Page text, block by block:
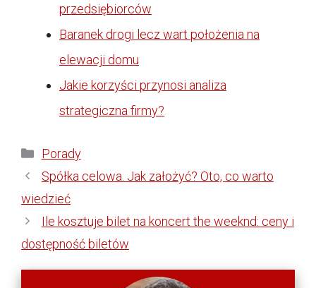
przedsiębiorców
Baranek drogi lecz wart położenia na
elewacji domu
Jakie korzyści przynosi analiza
strategiczna firmy?
Kategorie
Porady
Spółka celowa. Jak założyć? Oto, co warto
wiedzieć
Ile kosztuje bilet na koncert the weeknd: ceny i
dostępność biletów